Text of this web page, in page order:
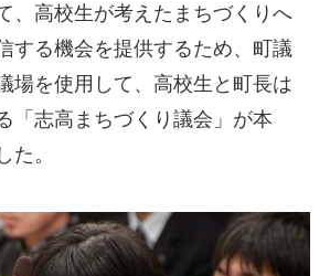
、高校生が考えたまちづくりへ
する機会を提供するため、町議
場を使用して、高校生と町長は
「志高まちづくり議会」が本
た。